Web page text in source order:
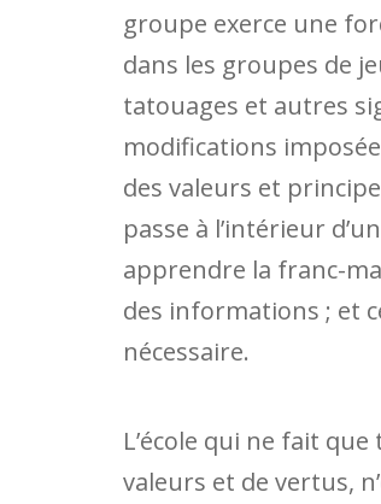
groupe exerce une
dans les groupes de
tatouages ​​et autres
modifications
des valeurs et
passe à l’intérieur
apprendre la franc-
des informations ; et
nécessaire.
L’école qui ne fait
valeurs et de vertus,